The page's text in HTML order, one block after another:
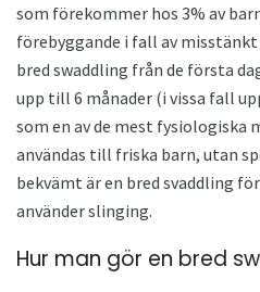
som förekommer hos 3% av
förebyggande i fall av misstänkt
bred swaddling från de första
upp till 6 månader (i vissa fall
som en av de mest fysiologiska
användas till friska barn, utan
bekvämt är en bred svaddling
använder slinging.
Hur man gör en bred